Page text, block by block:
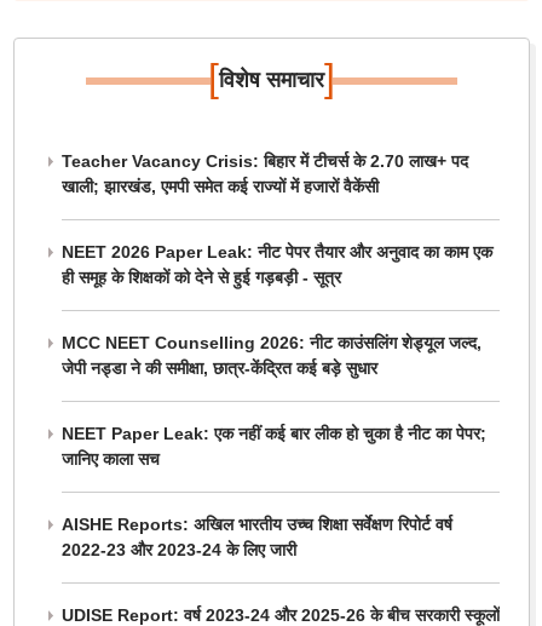
[विशेष समाचार]
Teacher Vacancy Crisis: बिहार में टीचर्स के 2.70 लाख+ पद
खाली; झारखंड, एमपी समेत कई राज्यों में हजारों वैकेंसी
NEET 2026 Paper Leak: नीट पेपर तैयार और अनुवाद का काम एक
ही समूह के शिक्षकों को देने से हुई गड़बड़ी - सूत्र
MCC NEET Counselling 2026: नीट काउंसलिंग शेड्यूल जल्द,
जेपी नड्डा ने की समीक्षा, छात्र-केंद्रित कई बड़े सुधार
NEET Paper Leak: एक नहीं कई बार लीक हो चुका है नीट का पेपर;
जानिए काला सच
AISHE Reports: अखिल भारतीय उच्च शिक्षा सर्वेक्षण रिपोर्ट वर्ष
2022-23 और 2023-24 के लिए जारी
UDISE Report: वर्ष 2023-24 और 2025-26 के बीच सरकारी स्कूलों